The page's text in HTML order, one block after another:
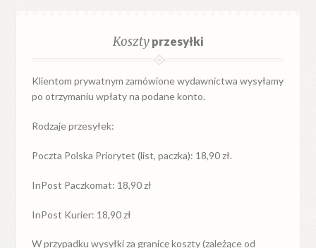
Kosztyprzesyłki
Klientom prywatnym zamówione wydawnictwa wysyłamy
po otrzymaniu wpłaty na podane konto.
Rodzaje przesyłek:
Poczta Polska Priorytet (list, paczka): 18,90 zł.
InPost Paczkomat: 18,90 zł
InPost Kurier: 18,90 zł
W przypadkuwysyłkiza granicękoszty (zależące od